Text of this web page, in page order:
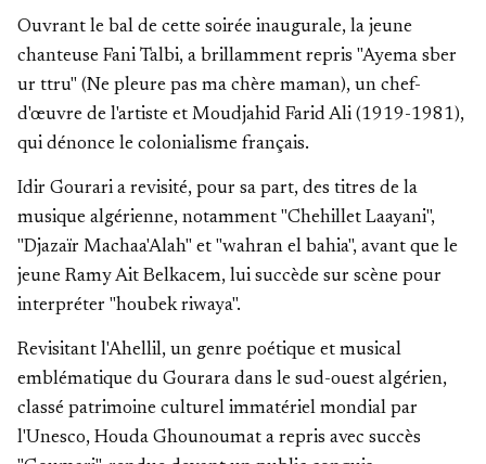
Ouvrant le bal de cette soirée inaugurale, la jeune
chanteuse Fani Talbi, a brillamment repris "Ayema sber
ur ttru" (Ne pleure pas ma chère maman), un chef-
d'œuvre de l'artiste et Moudjahid Farid Ali (1919-1981),
qui dénonce le colonialisme français.
Idir Gourari a revisité, pour sa part, des titres de la
musique algérienne, notamment "Chehillet Laayani",
"Djazaïr Machaa'Alah" et "wahran el bahia", avant que le
jeune Ramy Ait Belkacem, lui succède sur scène pour
interpréter "houbek riwaya".
Revisitant l'Ahellil, un genre poétique et musical
emblématique du Gourara dans le sud-ouest algérien,
classé patrimoine culturel immatériel mondial par
l'Unesco, Houda Ghounoumat a repris avec succès